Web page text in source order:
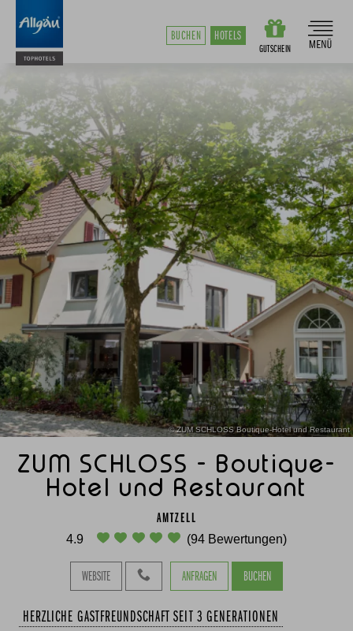
BUCHEN HOTELS
© ZUM SCHLOSS Boutique-Hotel und Restaurant
ZUM SCHLOSS - Boutique-
Hotel und Restaurant
AMTZELL
4.9 (94 Bewertungen)
WEBSITE ANFRAGEN BUCHEN
HERZLICHE GASTFREUNDSCHAFT SEIT 3 GENERATIONEN